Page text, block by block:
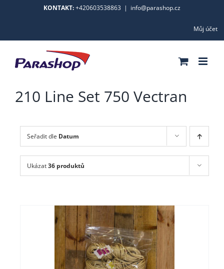
KONTAKT:+420603538863 | info@parashop.cz
Můj účet
210 Line Set 750 Vectran
Seřadit dle Datum
Ukázat36 produktů